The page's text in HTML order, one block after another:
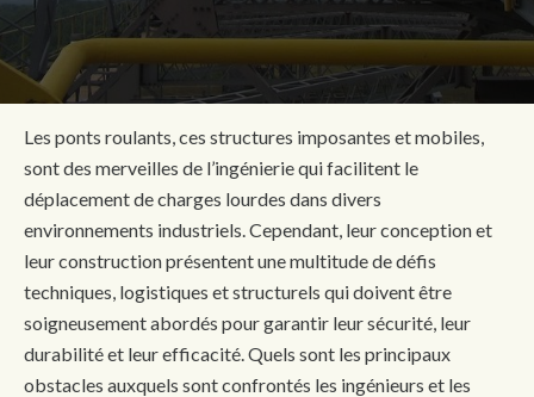
Les ponts roulants, ces structures imposantes et mobiles,
sont des merveilles de l’ingénierie qui facilitent le
déplacement de charges lourdes dans divers
environnements industriels. Cependant, leur conception et
leur construction présentent une multitude de défis
techniques, logistiques et structurels qui doivent être
soigneusement abordés pour garantir leur sécurité, leur
durabilité et leur efficacité. Quels sont les principaux
obstacles auxquels sont confrontés les ingénieurs et les